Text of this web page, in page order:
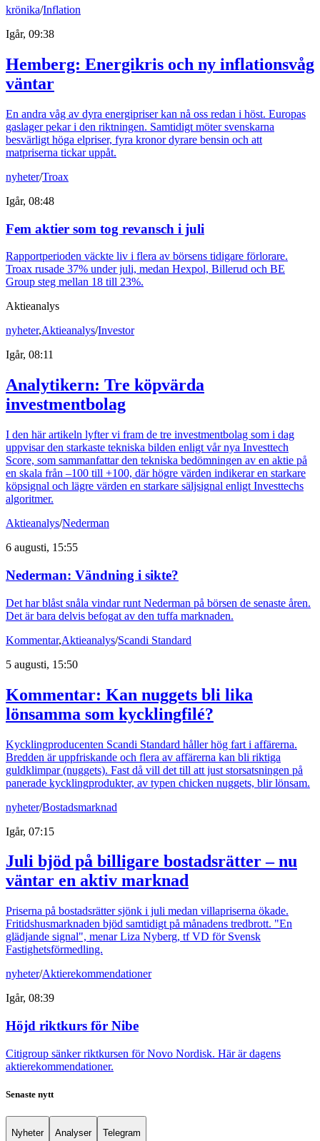
krönika/Inflation
Igår, 09:38
Hemberg: Energikris och ny inflationsvåg
väntar
En andra våg av dyra energipriser kan nå oss redan i höst. Europas
gaslager pekar i den riktningen. Samtidigt möter svenskarna
besvärligt höga elpriser, fyra kronor dyrare bensin och att
matpriserna tickar uppåt.
nyheter/Troax
Igår, 08:48
Fem aktier som tog revansch i juli
Rapportperioden väckte liv i flera av börsens tidigare förlorare.
Troax rusade 37% under juli, medan Hexpol, Billerud och BE
Group steg mellan 18 till 23%.
Aktieanalys
nyheter,Aktieanalys/Investor
Igår, 08:11
Analytikern: Tre köpvärda
investmentbolag
I den här artikeln lyfter vi fram de tre investmentbolag som i dag
uppvisar den starkaste tekniska bilden enligt vår nya Investtech
Score, som sammanfattar den tekniska bedömningen av en aktie på
en skala från –100 till +100, där högre värden indikerar en starkare
köpsignal och lägre värden en starkare säljsignal enligt Investtechs
algoritmer.
Aktieanalys/Nederman
6 augusti, 15:55
Nederman: Vändning i sikte?
Det har blåst snåla vindar runt Nederman på börsen de senaste åren.
Det är bara delvis befogat av den tuffa marknaden.
Kommentar,Aktieanalys/Scandi Standard
5 augusti, 15:50
Kommentar: Kan nuggets bli lika
lönsamma som kycklingfilé?
Kycklingproducenten Scandi Standard håller hög fart i affärerna.
Bredden är uppfriskande och flera av affärerna kan bli riktiga
guldklimpar (nuggets). Fast då vill det till att just storsatsningen på
panerade kycklingprodukter, av typen chicken nuggets, blir lönsam.
nyheter/Bostadsmarknad
Igår, 07:15
Juli bjöd på billigare bostadsrätter – nu
väntar en aktiv marknad
Priserna på bostadsrätter sjönk i juli medan villapriserna ökade.
Fritidshusmarknaden bjöd samtidigt på månadens tredbrott. "En
glädjande signal", menar Liza Nyberg, tf VD för Svensk
Fastighetsförmedling.
nyheter/Aktierekommendationer
Igår, 08:39
Höjd riktkurs för Nibe
Citigroup sänker riktkursen för Novo Nordisk. Här är dagens
aktierekommendationer.
Senaste nytt
Nyheter Analyser Telegram